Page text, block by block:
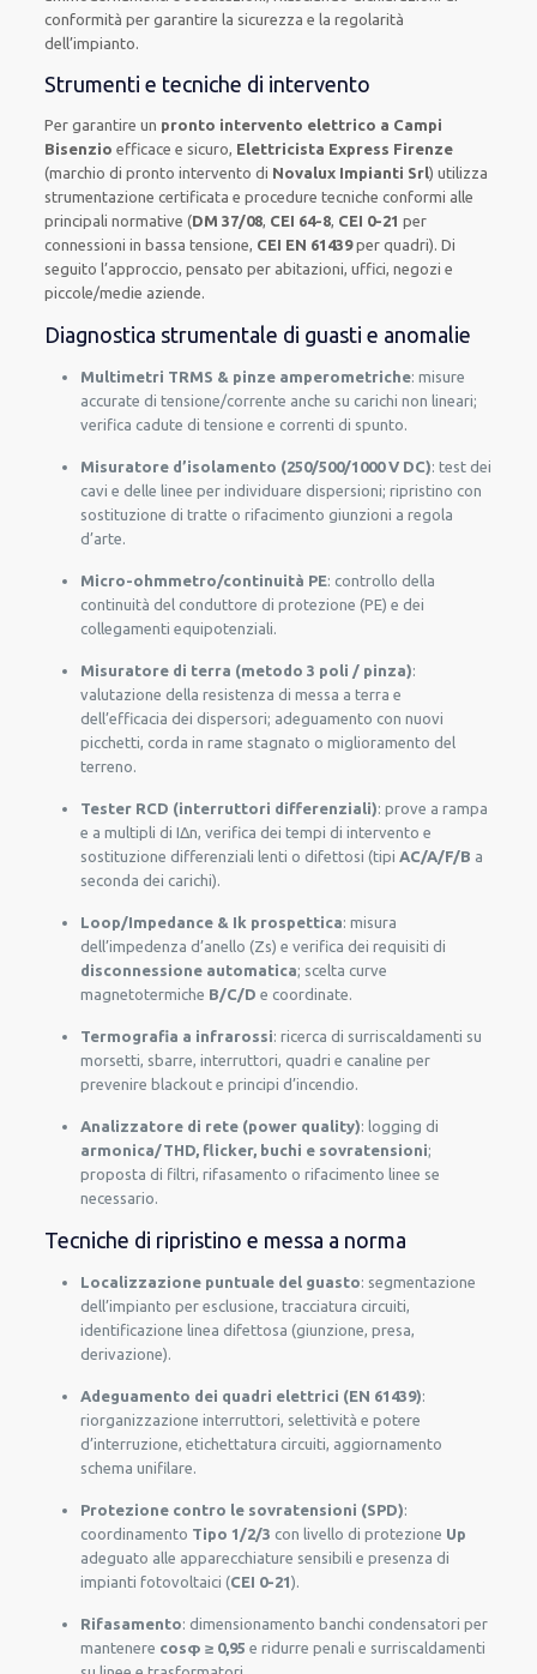
conformità per garantire la sicurezza e la regolarità
dell’impianto.
Strumenti e tecniche di intervento
Per garantire un pronto intervento elettrico a Campi
Bisenzio efficace e sicuro, Elettricista Express Firenze
(marchio di pronto intervento di Novalux Impianti Srl) utilizza
strumentazione certificata e procedure tecniche conformi alle
principali normative (DM 37/08, CEI 64-8, CEI 0-21 per
connessioni in bassa tensione, CEI EN 61439per quadri). Di
seguito l’approccio, pensato per abitazioni, uffici, negozi e
piccole/medie aziende.
Diagnostica strumentale di guasti e anomalie
Multimetri TRMS & pinze amperometriche: misure
accurate di tensione/corrente anche su carichi non lineari;
verifica cadute di tensione e correnti di spunto.
Misuratore d’isolamento (250/500/1000 V DC): test dei
cavi e delle linee per individuare dispersioni; ripristino con
sostituzione di tratte o rifacimento giunzioni a regola
d’arte.
Micro-ohmmetro/continuità PE: controllo della
continuità del conduttore di protezione (PE) e dei
collegamenti equipotenziali.
Misuratore di terra (metodo 3 poli / pinza):
valutazione della resistenza di messa a terra e
dell’efficacia dei dispersori; adeguamento con nuovi
picchetti, corda in rame stagnato o miglioramento del
terreno.
Tester RCD (interruttori differenziali): prove a rampa
e a multipli di IΔn, verifica dei tempi di intervento e
sostituzione differenziali lenti o difettosi (tipiAC/A/F/B a
seconda dei carichi).
Loop/Impedance & Ik prospettica: misura
dell’impedenza d’anello (Zs) e verifica dei requisiti di
disconnessione automatica; scelta curve
magnetotermiche B/C/D e coordinate.
Termografia a infrarossi: ricerca di surriscaldamenti su
morsetti, sbarre, interruttori, quadri e canaline per
prevenire blackout e principi d’incendio.
Analizzatore di rete (power quality): logging di
armonica/THD, flicker, buchi e sovratensioni;
proposta di filtri, rifasamento o rifacimento linee se
necessario.
Tecniche di ripristino e messa a norma
Localizzazione puntuale del guasto: segmentazione
dell’impianto per esclusione, tracciatura circuiti,
identificazione linea difettosa (giunzione, presa,
derivazione).
Adeguamento dei quadri elettrici (EN 61439):
riorganizzazione interruttori, selettività e potere
d’interruzione, etichettatura circuiti, aggiornamento
schema unifilare.
Protezione contro le sovratensioni (SPD):
coordinamento Tipo 1/2/3 con livello di protezione Up
adeguato alle apparecchiature sensibili e presenza di
impianti fotovoltaici (CEI 0-21).
Rifasamento: dimensionamento banchi condensatori per
mantenere cosφ ≥ 0,95 e ridurre penali e surriscaldamenti